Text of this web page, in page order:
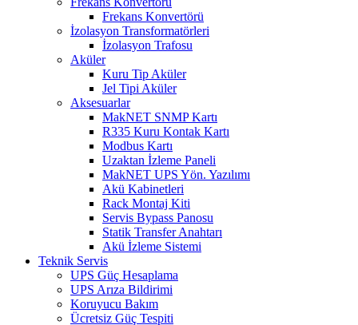
Frekans Konvertörü
İzolasyon Transformatörleri
İzolasyon Trafosu
Aküler
Kuru Tip Aküler
Jel Tipi Aküler
Aksesuarlar
MakNET SNMP Kartı
R335 Kuru Kontak Kartı
Modbus Kartı
Uzaktan İzleme Paneli
MakNET UPS Yön. Yazılımı
Akü Kabinetleri
Rack Montaj Kiti
Servis Bypass Panosu
Statik Transfer Anahtarı
Akü İzleme Sistemi
Teknik Servis
UPS Güç Hesaplama
UPS Arıza Bildirimi
Koruyucu Bakım
Ücretsiz Güç Tespiti